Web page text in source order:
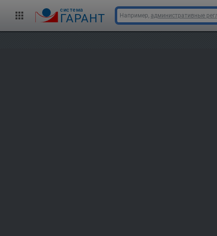
cистема
ГАРАНТ Например, административные